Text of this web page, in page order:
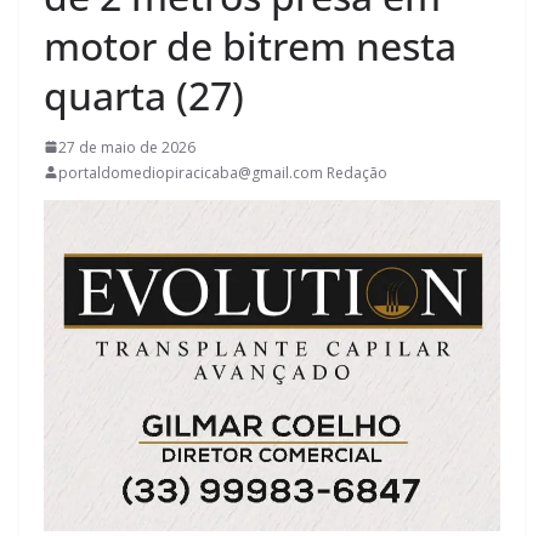
motor de bitrem nesta
quarta (27)
27 de maio de 2026
portaldomediopiracicaba@gmail.com Redação